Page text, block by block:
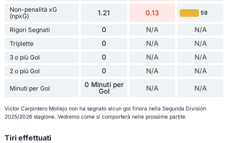
Non-penalità xG
(npxG)
1.21 0.13 59
Rigori Segnati 0 N/A N/A
Triplette 0 N/A N/A
3 o più Gol 0 N/A N/A
2 o più Gol 0 N/A N/A
Minuti per Gol
0 Minuti per
Gol
N/A N/A
Victor Carpintero Mollejo non ha segnato alcun gol finora nella Segunda División
2025/2026 stagione. Vedremo come si comporterà nelle prossime partite.
Tiri effettuati